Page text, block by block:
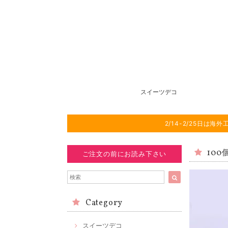
スイーツデコ
2/14-2/25日は海外
ご注文の前にお読み下さい
Category
スイーツデコ
100